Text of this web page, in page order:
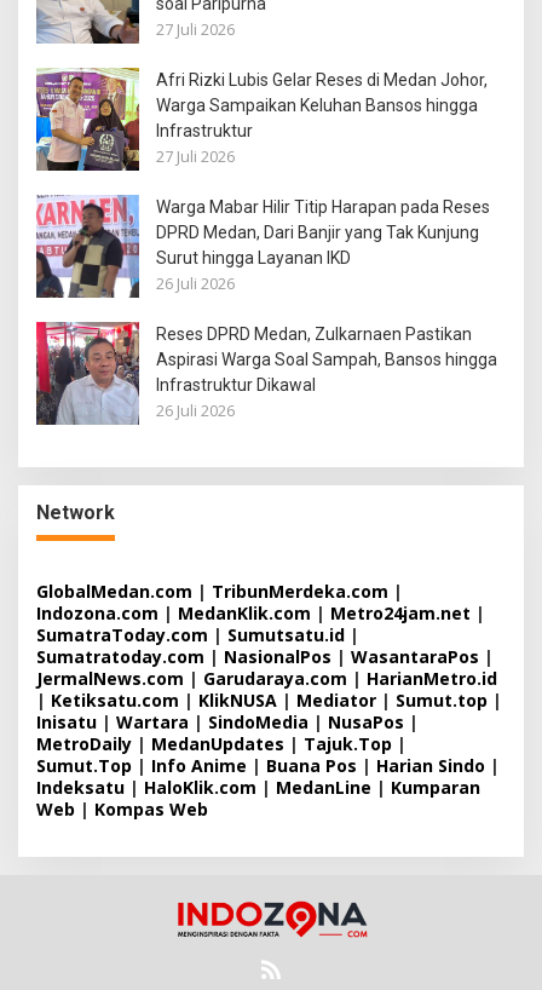
27 Juli 2026
Afri Rizki Lubis Gelar Reses di Medan Johor,
Warga Sampaikan Keluhan Bansos hingga
Infrastruktur
27 Juli 2026
Warga Mabar Hilir Titip Harapan pada Reses
DPRD Medan, Dari Banjir yang Tak Kunjung
Surut hingga Layanan IKD
26 Juli 2026
Reses DPRD Medan, Zulkarnaen Pastikan
Aspirasi Warga Soal Sampah, Bansos hingga
Infrastruktur Dikawal
26 Juli 2026
Network
GlobalMedan.com | TribunMerdeka.com |
Indozona.com | MedanKlik.com | Metro24jam.net |
SumatraToday.com | Sumutsatu.id |
Sumatratoday.com | NasionalPos | WasantaraPos |
JermalNews.com | Garudaraya.com | HarianMetro.id
| Ketiksatu.com | KlikNUSA | Mediator | Sumut.top |
Inisatu | Wartara | SindoMedia | NusaPos |
MetroDaily | MedanUpdates | Tajuk.Top |
Sumut.Top | Info Anime | Buana Pos | Harian Sindo |
Indeksatu | HaloKlik.com | MedanLine | Kumparan
Web | Kompas Web